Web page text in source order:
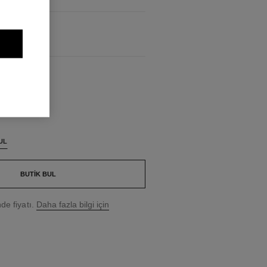
BUTIK BUL
fiyatı. Daha fazla bilgi için